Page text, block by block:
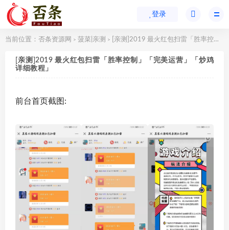
登录
当前位置： 否条资源网 > 菠菜|亲测 > [亲测]2019 最火红包扫雷「胜率控制」「完美运营」「炒鸡详细教程」
[亲测]2019 最火红包扫雷「胜率控制」「完美运营」「炒鸡
详细教程」
前台首页截图: